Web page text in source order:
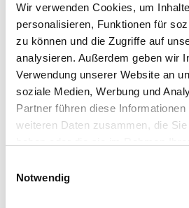
Wir verwenden Cookies, um
personalisieren, Funktionen für
zu können und die Zugriffe auf
analysieren. Außerdem geben wir
Verwendung unserer Website an
soziale Medien, Werbung und
Partner führen diese
weiteren Daten zusammen, die
Notwendig
Braunschweig
Mietwohnung
Braunschweig
Reihenhaus
Braunschweig
Wohnung suche
Braunschweig
Wohnungsanzeigen
Braunschweig
Haus Braunschweig
kaufen Braunschweig
mieten
Braunschweig
Immobilien